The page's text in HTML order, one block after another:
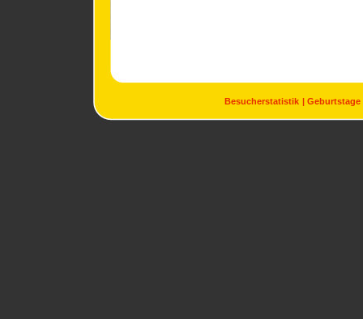
Besucherstatistik Geburtstage